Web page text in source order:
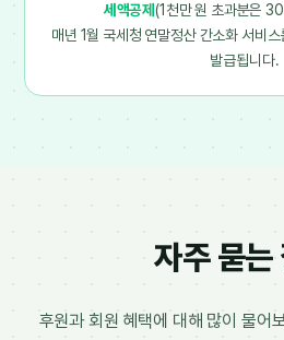
세액공제(1천만 원 초과분은
매년 1월 국세청 연말정산 간소화 서비
발급됩니다.
자주 묻는
후원과 회원 혜택에 대해 많이 물어